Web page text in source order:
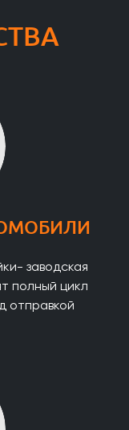
заводская
полный цикл
отправкой